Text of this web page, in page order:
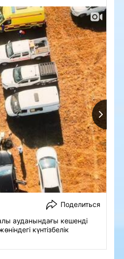
Поделиться
ауданындағы кешенді
күнтізбелік